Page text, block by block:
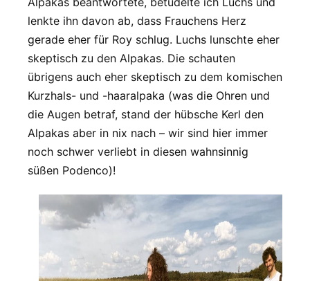
lenkte ihn davon ab, dass Frauchens Herz
gerade eher für Roy schlug. Luchs lunschte eher
skeptisch zu den Alpakas. Die schauten
übrigens auch eher skeptisch zu dem komischen
Kurzhals- und -haaralpaka (was die Ohren und
die Augen betraf, stand der hübsche Kerl den
Alpakas aber in nix nach – wir sind hier immer
noch schwer verliebt in diesen wahnsinnig
süßen Podenco)!